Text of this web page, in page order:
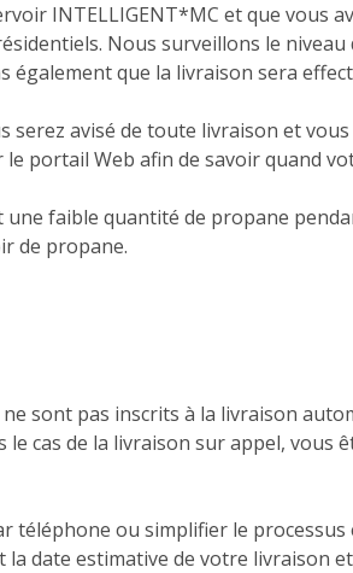
INTELLIGENT*MC et que vous
Nous surveillons le
que la livraison sera
serez avisé de toute livraison et
le portail Web afin de savoir quand
faible quantité de propane
de propane.
sont pas inscrits à la livraison
cas de la livraison sur appel,
téléphone ou simplifier le
date estimative de votre livraison